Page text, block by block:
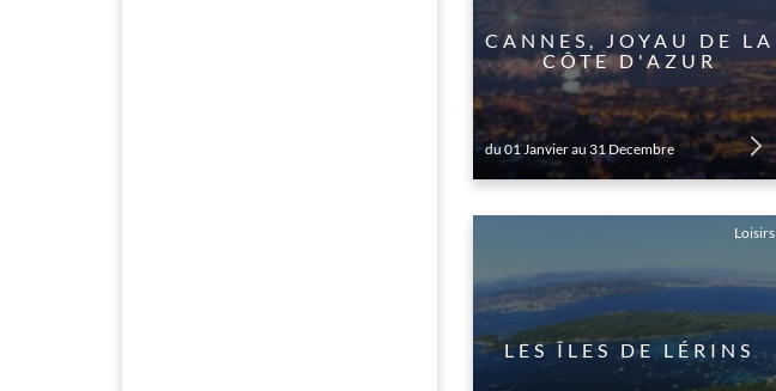
CANNES, JOYAU DE LA
CÔTE D'AZUR
du 01 Janvier au 31 Decembre
Loisirs
LES ÎLES DE LÉRINS